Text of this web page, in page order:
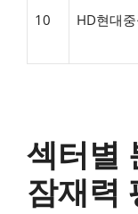
10 HD현대
섹터별
잠재력